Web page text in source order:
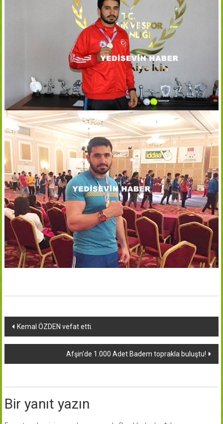
Yazı
dolaşımı
Kemal ÖZDEN vefat etti.
Afşin’de 1.000 Adet Badem toprakla buluştu!
Bir yanıt yazın